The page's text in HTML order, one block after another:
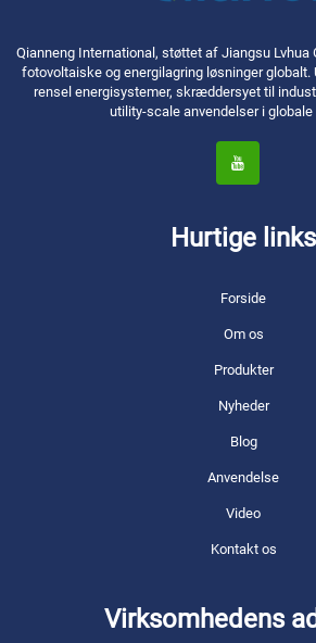
Qianneng International, støttet af Jiangsu Lvhua
fotovoltaiske og energilagring løsninger
rensel energisystemer, skræddersyet til
utility-scale anvendelser i globale
Hurtige links
Forside
Om os
Produkter
Nyheder
Blog
Anvendelse
Video
Kontakt os
Virksomhedens